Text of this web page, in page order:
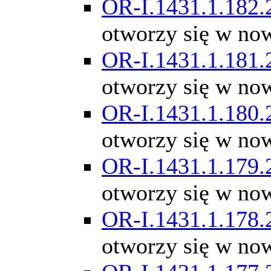
OR-
otworzy się w
OR-
otworzy się w
OR-
otworzy się w
OR-
otworzy się w
OR-
otworzy się w